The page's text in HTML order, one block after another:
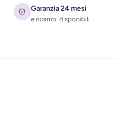
per ricevere l'avviso di disponibilità
Garanzia 24 mesi
e ricambi disponibili